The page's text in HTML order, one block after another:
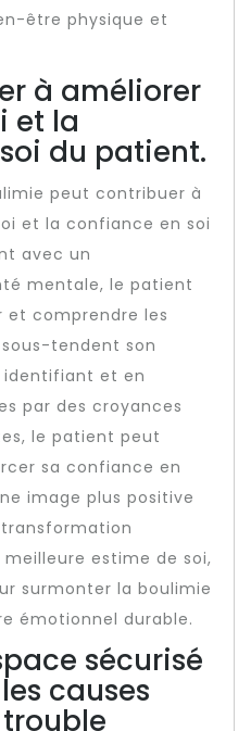
être physique et
à améliorer
et la
du patient.
peut contribuer à
et la confiance en soi
avec un
mentale, le patient
et comprendre les
tendent son
identifiant et en
par des croyances
le patient peut
sa confiance en
image plus positive
estime de soi,
surmonter la boulimie
émotionnel durable.
sécurisé
causes